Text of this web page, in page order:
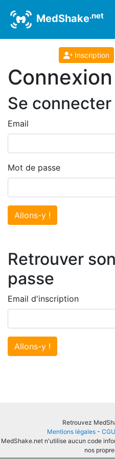
MedShake.net
Inscription
Connexion
Se connecter
Email
Mot de passe
Allons-y !
Retrouver
passe
Email d'inscription
Allons-y !
Retrouvez
Mentions légales - CGU
MedShake.net n'utilise aucun code
nos